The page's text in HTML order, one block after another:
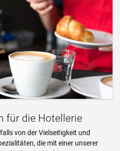
für die Hotellerie
von der Vielseitigkeit und
die mit einer unserer